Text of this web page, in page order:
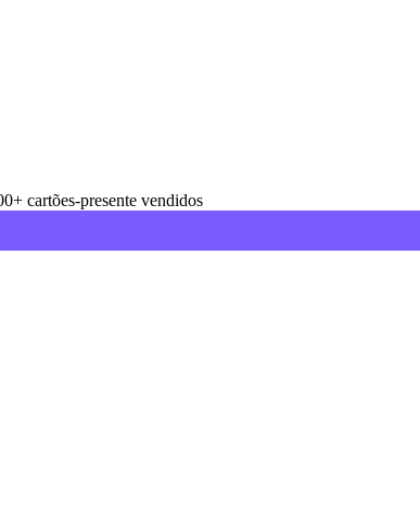
cartões-presente vendidos